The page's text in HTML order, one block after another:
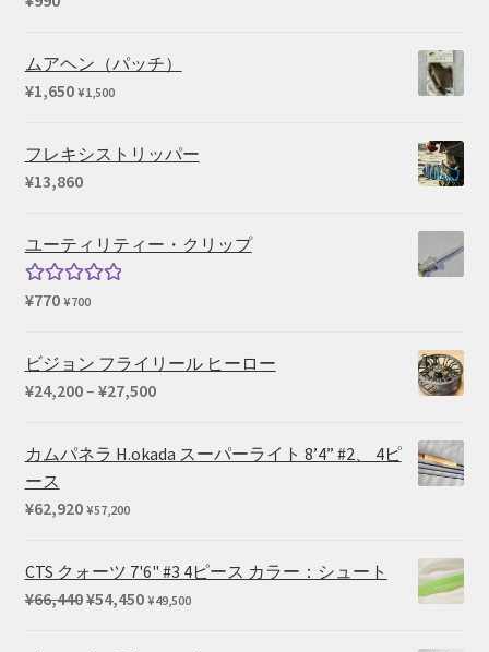
ムアヘン（パッチ）
¥1,650 ¥1,500
フレキシストリッパー
¥13,860
ユーティリティー・クリップ
5段階中
¥770 ¥700
ビジョン フライリール ヒーロー
¥24,200– ¥27,500価
帯:
カムパネラ H.okada スーパーライト 8’4” #2、 4ピ
ース
¥62,920 ¥57,200
CTS クォーツ 7'6" #3 4ピース カラー：シュート
¥66,440元
¥54,450現
¥49,500